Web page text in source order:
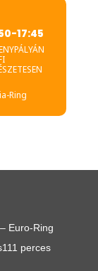
17:45
Ring
Euro-Ring
perces